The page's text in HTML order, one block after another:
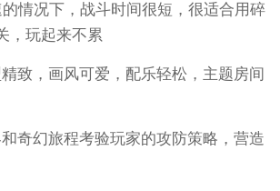
情况下，战斗时间很短，很适合用碎
，玩起来不累
致，画风可爱，配乐轻松，主题房间
奇幻旅程考验玩家的攻防策略，营造